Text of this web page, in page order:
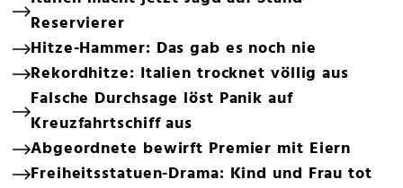
Reservierer
Hitze-Hammer: Das gab es noch nie
Rekordhitze: Italien trocknet völlig aus
Falsche Durchsage löst Panik auf
Kreuzfahrtschiff aus
Abgeordnete bewirft Premier mit Eiern
Freiheitsstatuen-Drama: Kind und Frau tot